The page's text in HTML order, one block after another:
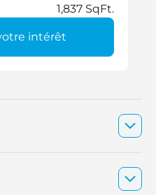
1,837 SqFt.
intérêt